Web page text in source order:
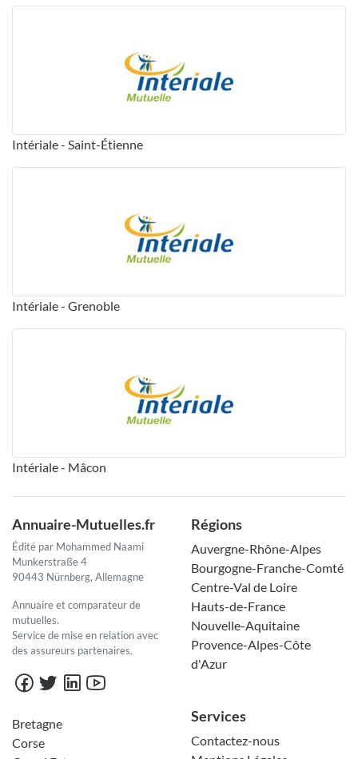
Intériale - Saint-Étienne
Intériale - Grenoble
Intériale - Mâcon
Annuaire-Mutuelles.fr
Édité par Mohammed Naami
Munkerstraße 4
90443 Nürnberg, Allemagne
Annuaire et comparateur de
mutuelles.
Service de mise en relation avec
des assureurs partenaires.
Régions
Auvergne-Rhône-Alpes
Bourgogne-Franche-Comté
Centre-Val de Loire
Hauts-de-France
Nouvelle-Aquitaine
Provence-Alpes-Côte
d'Azur
Bretagne
Corse
Services
Contactez-nous